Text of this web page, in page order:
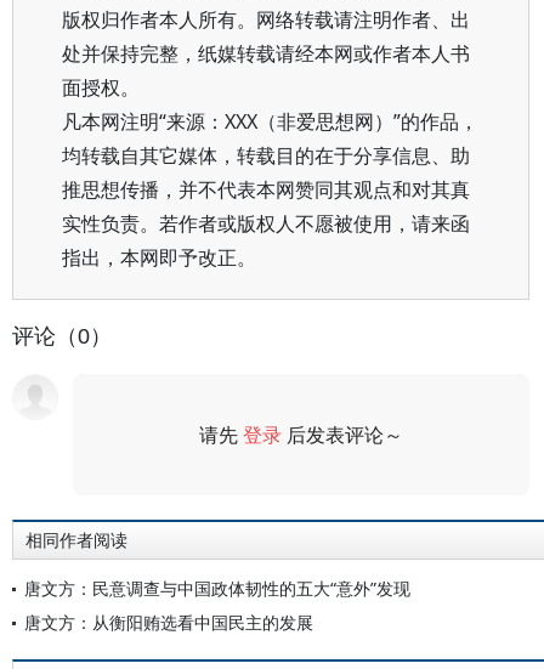
版权归作者本人所有。网络转载请注明作者、出
处并保持完整，纸媒转载请经本网或作者本人书
面授权。
凡本网注明“来源：XXX（非爱思想网）”的作品，
均转载自其它媒体，转载目的在于分享信息、助
推思想传播，并不代表本网赞同其观点和对其真
实性负责。若作者或版权人不愿被使用，请来函
指出，本网即予改正。
评论（0）
请先登录 后发表评论～
相同作者阅读
唐文方：民意调查与中国政体韧性的五大“意外”发现
唐文方：从衡阳贿选看中国民主的发展